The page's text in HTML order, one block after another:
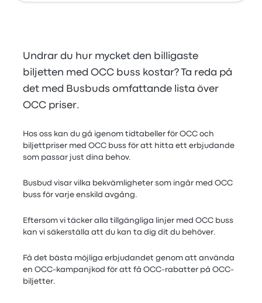
Undrar du hur mycket den billigaste
biljetten med OCC buss kostar? Ta reda på
det med Busbuds omfattande lista över
OCC priser.
Hos oss kan du gå igenom tidtabeller för OCC och
biljettpriser med OCC buss för att hitta ett erbjudande
som passar just dina behov.
Busbud visar vilka bekvämligheter som ingår med OCC
buss för varje enskild avgång.
Eftersom vi täcker alla tillgängliga linjer med OCC buss
kan vi säkerställa att du kan ta dig dit du behöver.
Få det bästa möjliga erbjudandet genom att använda
en OCC-kampanjkod för att få OCC-rabatter på OCC-
biljetter.